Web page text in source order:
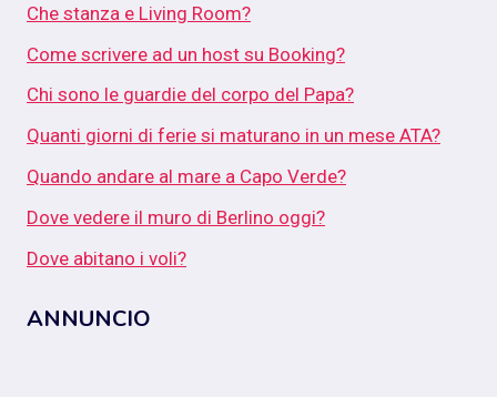
Che stanza e Living Room?
Come scrivere ad un host su Booking?
Chi sono le guardie del corpo del Papa?
Quanti giorni di ferie si maturano in un mese ATA?
Quando andare al mare a Capo Verde?
Dove vedere il muro di Berlino oggi?
Dove abitano i voli?
ANNUNCIO